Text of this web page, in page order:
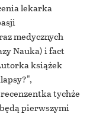
lekarka
medycznych
Nauka) i fact
książek
tychże
pierwszymi